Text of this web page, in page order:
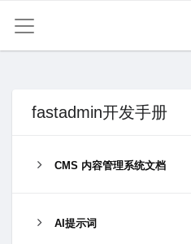
fastadmin开发手册
CMS 内容管理系统文档
AI提示词